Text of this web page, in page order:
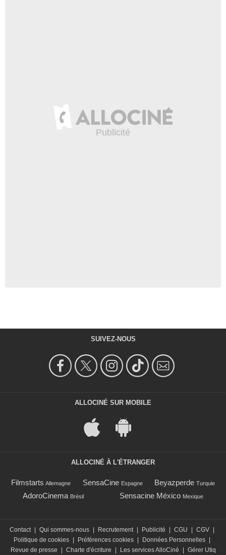
SUIVEZ-NOUS
ALLOCINÉ SUR MOBILE
ALLOCINÉ À L'ÉTRANGER
Filmstarts Allemagne SensaCine Espagne Beyazperde Turquie
AdoroCinema Brésil Sensacine México Mexique
Contact Qui sommes-nous Recrutement Publicité CGU CGV
Politique de cookies
Préférences cookies Données Personnelles
Revue de presse
Charte d'écriture Les services AlloCiné Gérer Utiq